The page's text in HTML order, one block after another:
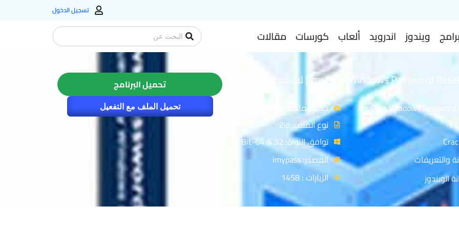
تسجيل الدخول
برامج ويندوز اندرويد ألعاب كورسات مقالات
Search
...
تحميل برنامج imyPass Windows Password Reset | لاستعادة كلمة
والتعريفات
الويندوز
حجم الملف: 30 MB
نوع الملف: Zip
توافق النواة: 32 & 64-Bit
المصدر: imypass
الزيارات : 1458
تحميل البرنامج
تحميل الملف مع التفعيل